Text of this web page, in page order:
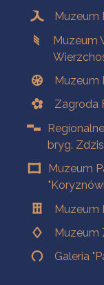
Muzeum
Muzeum
Muzeum
Zagroda
bryg.
Muzeum
Muzeum
Muzeum
Galeria